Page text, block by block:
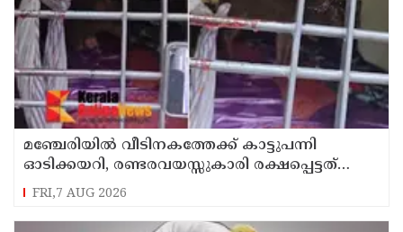
മഞ്ചേരിയിൽ വീടിനകത്തേക്ക് കാട്ടുപന്നി
ഓടിക്കയറി, രണ്ടരവയസ്സുകാരി രക്ഷപ്പെട്ടത്
തലനാരിഴക്ക്
FRI,7 AUG 2026